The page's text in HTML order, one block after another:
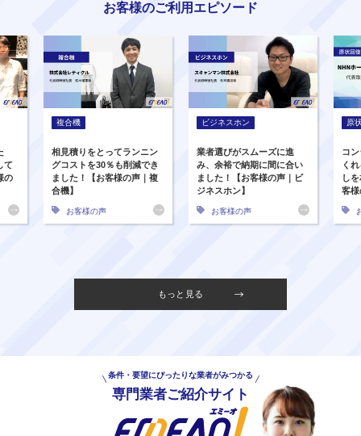
お客様のご利用エピソード
て
の
複合機
相見積りをとってランニン
グコストを30％も削減でき
ました！【お客様の声｜複
合機】
お客様の声
ビジネスホン
業者選びがスムーズに進
み、余裕で納期に間に合い
ました！【お客様の声｜ビ
ジネスホン】
お客様の声
原
コ
く
し
客
もっと見る
条件・要望にぴったりな業者がみつかる
専門業者ご紹介サイト